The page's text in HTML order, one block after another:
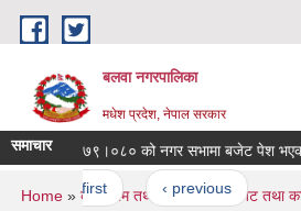
Skip to main content
बलवा नगरपालिका
मधेश प्रदेश, नेपाल सरकार
समाचार
आ.ब. ०७९।०८० को नगर सभामा बजेट पेश भएको
Pages
« first ‹ previous …
You are here
Home » कार्यक्रम तथा परियोजना»बजेट तथा